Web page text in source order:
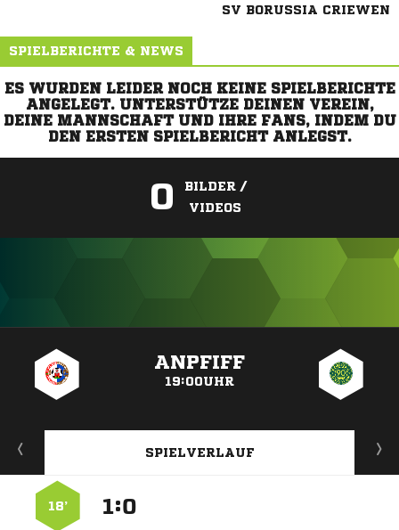
SV BORUSSIA CRIEWEN
SPIELBERICHTE & NEWS
ES WURDEN LEIDER NOCH KEINE SPIELBERICHTE
ANGELEGT. UNTERSTÜTZE DEINEN VEREIN,
DEINE MANNSCHAFT UND IHRE FANS, INDEM DU
DEN ERSTEN SPIELBERICHT ANLEGST.
0
BILDER /
VIDEOS
ANPFIFF
19:00UHR
SPIELVERLAUF
:
18’